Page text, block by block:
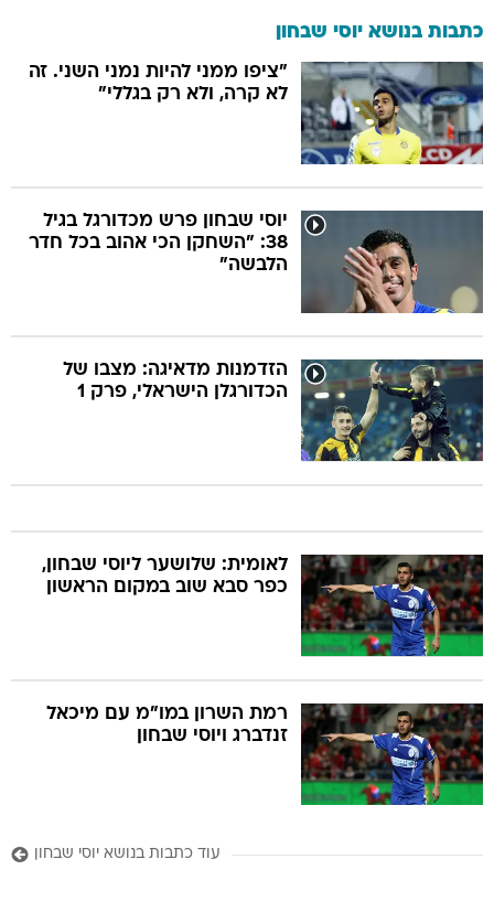
כתבות בנושא יוסי שבחון
"ציפו ממני להיות נמני השני. זה
לא קרה, ולא רק בגללי"
יוסי שבחון פרש מכדורגל בגיל
38: "השחקן הכי אהוב בכל חדר
הלבשה"
הזדמנות מדאיגה: מצבו של
הכדורגלן הישראלי, פרק 1
לאומית: שלושער ליוסי שבחון,
כפר סבא שוב במקום הראשון
רמת השרון במו"מ עם מיכאל
זנדברג ויוסי שבחון
עוד כתבות בנושא יוסי שבחון